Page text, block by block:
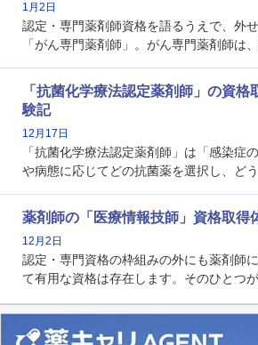
す。
1月2日
認定・専門薬剤師資格を語るうえで、外
「がん専門薬剤師」。がん専門薬剤師は
関する資格として、2009年に発足しまし
剤師の専門性を活かして高度化するがん
貢献する姿は、今も病院薬剤師にとって一
かれる存在です。
「抗菌化学療法認定薬剤師」の資格
験記
12月17日
「抗菌化学療法認定薬剤師」は「感染症
や病態に応じてどの抗菌薬を選択し、ど
る薬剤師です。現在、感染防止対策加算
基準に専任の薬剤師配置が挙げられてお
後は感染症領域で薬剤師に、より多くの役
求められる可能性もあります。
薬剤師の「医療情報技師」資格取得
12月2日
認定・専門資格の枠組みの外にも薬剤師
て有用な資格は存在します。そのひとつが
査データ、投薬歴など非常に多岐にわた
データを利活用し、またシステム管理でき